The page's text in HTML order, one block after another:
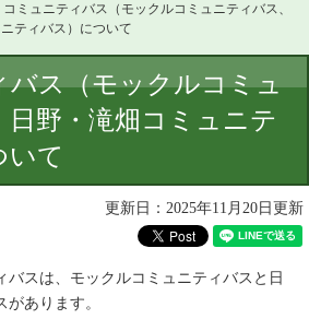
コミュニティバス（モックルコミュニティバス、
ティバス）について
バス（モックルコミュ
日野・滝畑コミュニテ
いて
更新日：2025年11月20日更新
バスは、モックルコミュニティバスと日
あります。